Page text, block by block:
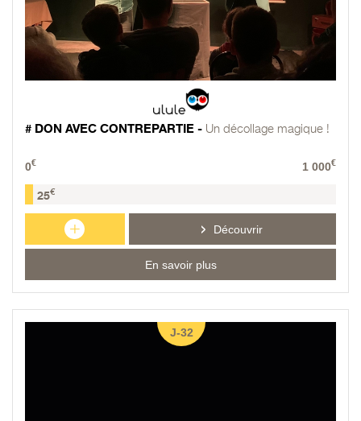
# DON AVEC CONTREPARTIE - Un décollage magique !
0€ 1 000€
25€
+ Découvrir
En savoir plus
J-32